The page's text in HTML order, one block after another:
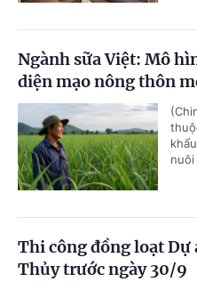
Ngành sữa Việt: Mô
diện mạo nông thôn
Thi công đồng loạt
Thủy trước ngày 30/9